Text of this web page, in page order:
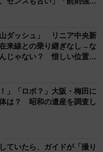
ダッシュ」 リニア中央新
来線との乗り継ぎなし→な
じゃない？ 惜しい位置関
」「ロボ？」大阪・梅田に
は？ 昭和の遺産を調査し
ていたら、ガイドが「撮り